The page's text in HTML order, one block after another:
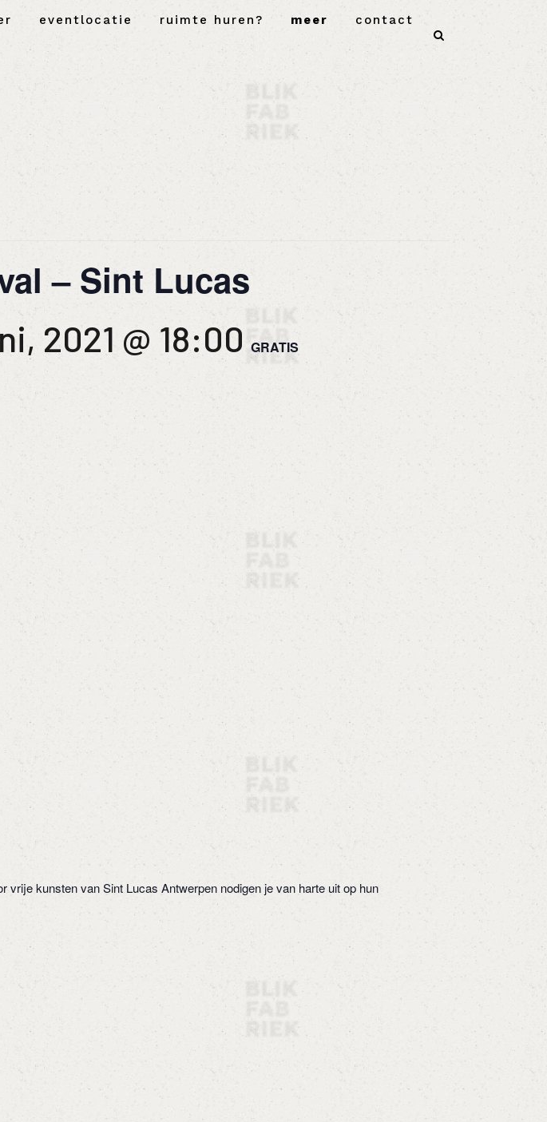
eventlocatie ruimte huren? meer contact
– Sint Lucas
2021 @ 18:00 GRATIS
kunsten van Sint Lucas Antwerpen nodigen je van harte uit op hun